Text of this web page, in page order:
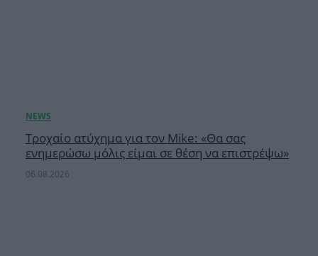
Τροχαίο ατύχημα για τον Mike: «Θα σας
ενημερώσω μόλις είμαι σε θέση να επιστρέψω»
06.08.2026